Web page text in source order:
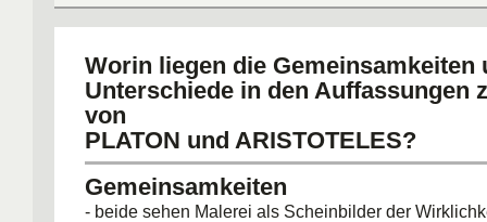
Worin liegen die Gemeinsamkeiten
Unterschiede in den Auffassungen
von
PLATON und ARISTOTELES?
Gemeinsamkeiten
- beide sehen Malerei als Scheinbilder der